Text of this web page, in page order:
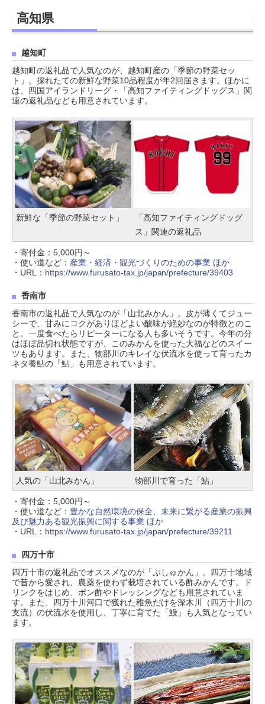
高知県
越知町
越知町の返礼品で人気なのが、越知町産の「季節の野菜セッ
ト」。採れたての新鮮な野菜10品程度が年2回届きます。ほかに
は、四国アイランドリーグ・「高知ファイティングドッグス」関
連の返礼品なども用意されています。
新鮮な「季節の野菜セット」
「高知ファイティングドッグ
ス」関連の返礼品
・寄付金：5,000円～
・使い道など： 産業・経済・観光づくりのための事業 ほか
・URL： https://www.furusato-tax.jp/japan/prefecture/39403
香南市
香南市の返礼品で人気なのが「山北みかん」。皮が薄くてジュー
シーで、甘みにコクがありほどよい酸味が絶妙なのが特徴とのこ
と。一度食べたらリピーターになる人も多いそうです。今年の分
はほぼ品切れ状態ですが、このみかんを使った大福などのスイー
ツもあります。また、物部川のキレイな伏流水を使って育ったカ
ネタ養鮎の「鮎」も用意されています。
人気の「山北みかん」 物部川で育った「鮎」
・寄付金：5,000円～
・使い道など： 豊かな自然環境の保全、未来に繋がる産業の振興
及び魅力ある観光振興に関する事業 ほか
・URL： https://www.furusato-tax.jp/japan/prefecture/39211
四万十市
四万十市の返礼品でオススメなのが「ぶしゅかん」。四万十地域
で昔から愛され、農薬を使わず栽培されている酢みかんです。ド
リンクをはじめ、ポン酢やドレッシングなども用意されていま
す。また、四万十川河口で獲れた稚魚だけを深木川（四万十川の
支流）の伏流水を使用し、丁寧に育てた「鰻」も人気となってい
ます。